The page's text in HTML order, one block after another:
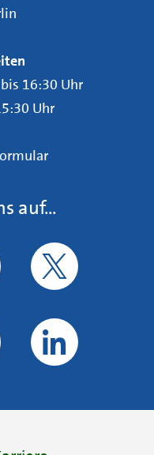
16:30 Uhr
Uhr
auf...